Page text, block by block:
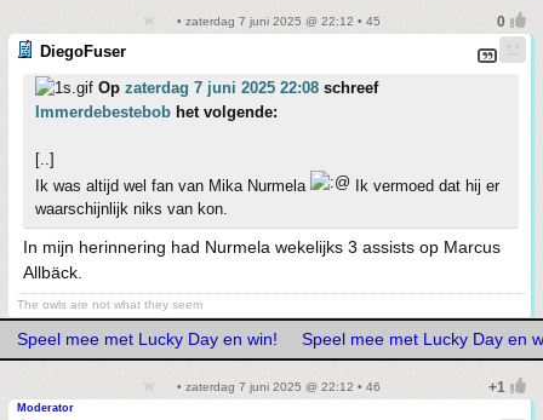
• zaterdag 7 juni 2025 @ 22:12 • 45
DiegoFuser
Op zaterdag 7 juni 2025 22:08 schreef
Immerdebestebob het volgende:
[..]
Ik was altijd wel fan van Mika Nurmela
Ik vermoed dat hij er
waarschijnlijk niks van kon.
In mijn herinnering had Nurmela wekelijks 3 assists op Marcus
Allbäck.
The owls are not what they seem
Speel mee met Lucky Day en win! Speel mee met Lucky Day en
• zaterdag 7 juni 2025 @ 22:12 • 46
Moderator